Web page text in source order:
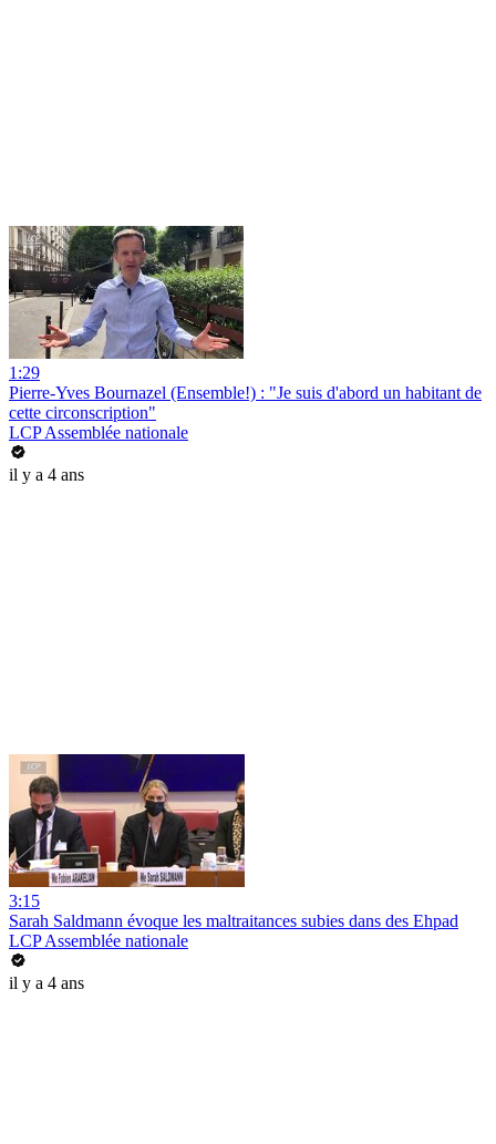
1:29
Pierre-Yves Bournazel (Ensemble!) : "Je suis d'abord un habitant de
cette circonscription"
LCP Assemblée nationale
il y a 4 ans
3:15
Sarah Saldmann évoque les maltraitances subies dans des Ehpad
LCP Assemblée nationale
il y a 4 ans